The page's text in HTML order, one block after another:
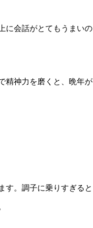
に会話がとてもうまいの
精神力を磨くと、晩年が
す。調子に乗りすぎると